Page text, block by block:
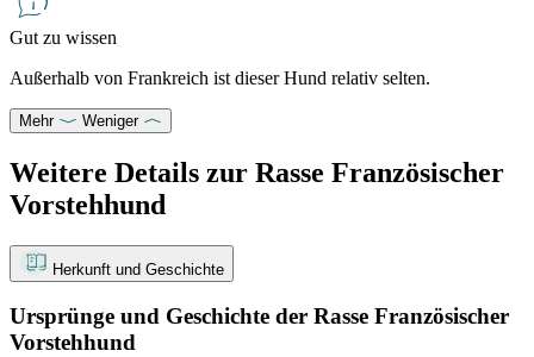
Gut zu wissen
Außerhalb von Frankreich ist dieser Hund relativ selten.
Mehr Weniger
Weitere Details zur Rasse Französischer
Vorstehhund
Herkunft und Geschichte
Ursprünge und Geschichte der Rasse Französischer
Vorstehhund